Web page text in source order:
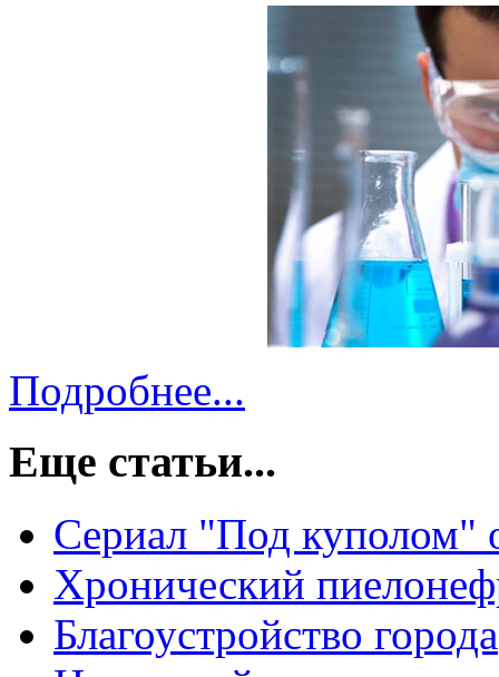
Подробнее...
Еще статьи...
Сериал "Под куполом"
Хронический
Благоустройство города